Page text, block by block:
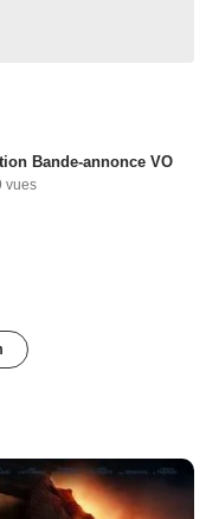
Bande-annonce VO
vues